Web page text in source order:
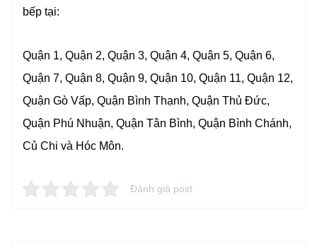
bếp tại:
Quận 1, Quận 2, Quận 3, Quận 4, Quận 5, Quận 6,
Quận 7, Quận 8, Quận 9, Quận 10, Quận 11, Quận 12,
Quận Gò Vấp, Quận Bình Thạnh, Quận Thủ Đức,
Quận Phú Nhuận, Quận Tân Bình, Quận Bình Chánh,
Củ Chi và Hóc Môn.
Đánh giá post